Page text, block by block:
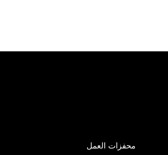
محفزات العمل